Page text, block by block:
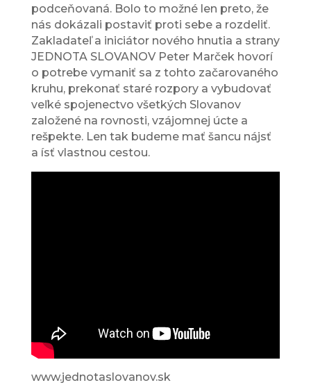
podceňovaná. Bolo to možné len preto, že
nás dokázali postaviť proti sebe a rozdeliť.
Zakladateľ a iniciátor nového hnutia a strany
JEDNOTA SLOVANOV Peter Marček hovorí
o potrebe vymaniť sa z tohto začarovaného
kruhu, prekonať staré rozpory a vybudovať
veľké spojenectvo všetkých Slovanov
založené na rovnosti, vzájomnej úcte a
rešpekte. Len tak budeme mať šancu nájsť
a ísť vlastnou cestou.
www.jednotaslovanov.sk